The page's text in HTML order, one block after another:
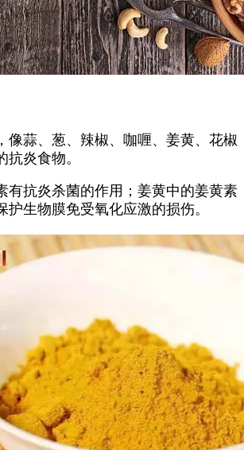
像蒜、葱、辣椒、咖喱、姜黄、花椒
炎食物。
有抗炎杀菌的作用；姜黄中的姜黄素
护生物膜免受氧化应激的损伤。